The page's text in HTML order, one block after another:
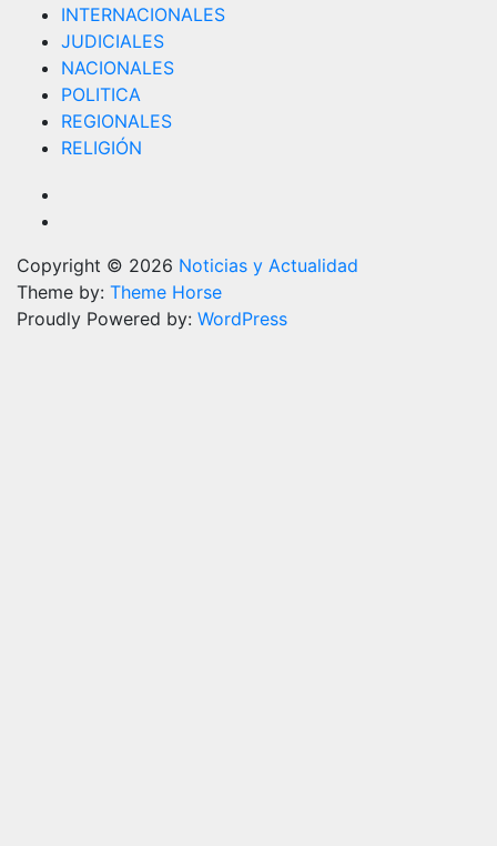
INTERNACIONALES
JUDICIALES
NACIONALES
POLITICA
REGIONALES
RELIGIÓN
Copyright © 2026 Noticias y Actualidad
Theme by: Theme Horse
Proudly Powered by: WordPress